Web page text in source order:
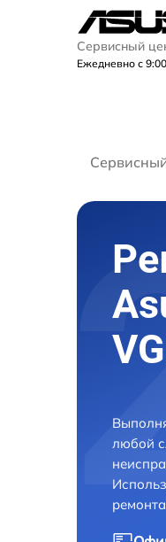
Сервисный
Ежедневно с
любой